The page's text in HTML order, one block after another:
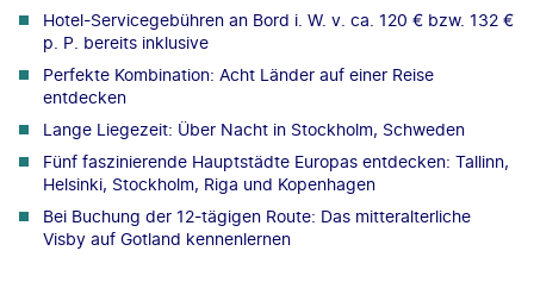
Hotel-Servicegebühren an Bord i. W. v. ca. 120 € bzw. 132 €
p. P. bereits inklusive
Perfekte Kombination: Acht Länder auf einer Reise
entdecken
Lange Liegezeit: Über Nacht in Stockholm, Schweden
Fünf faszinierende Hauptstädte Europas entdecken: Tallinn,
Helsinki, Stockholm, Riga und Kopenhagen
Bei Buchung der 12-tägigen Route: Das mitteralterliche
Visby auf Gotland kennenlernen